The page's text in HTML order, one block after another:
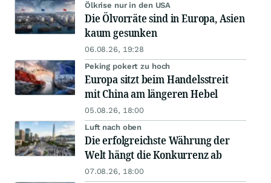
Ölkrise nur in den USA
Die Ölvorräte sind in Europa, Asien
kaum gesunken
06.08.26, 19:28
Peking pokert zu hoch
Europa sitzt beim Handelsstreit
mit China am längeren Hebel
05.08.26, 18:00
Luft nach oben
Die erfolgreichste Währung der
Welt hängt die Konkurrenz ab
07.08.26, 18:00